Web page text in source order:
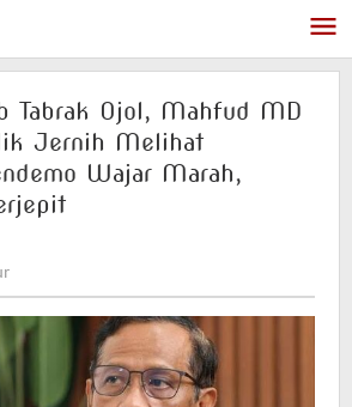
Tabrak Ojol, Mahfud MD
Jernih Melihat
Wajar Marah,